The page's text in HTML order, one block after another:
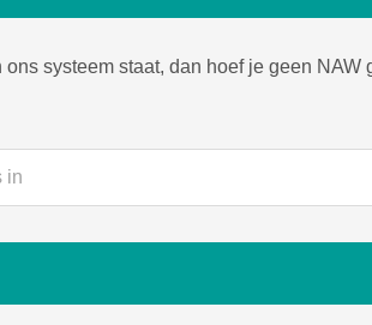
systeem staat, dan hoef je geen NAW